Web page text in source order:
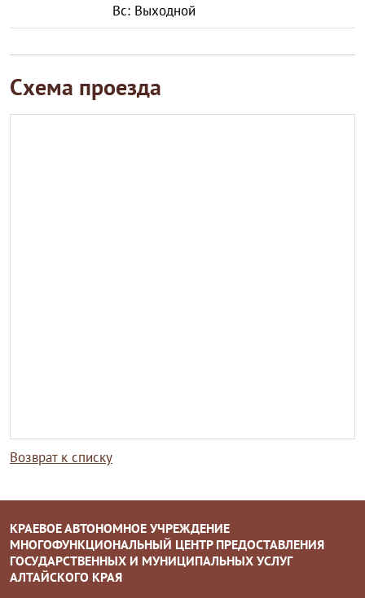
Вс: Выходной
Схема проезда
Возврат к списку
КРАЕВОЕ АВТОНОМНОЕ УЧРЕЖДЕНИЕ
МНОГОФУНКЦИОНАЛЬНЫЙ ЦЕНТР ПРЕДОСТАВЛЕНИЯ
ГОСУДАРСТВЕННЫХ И МУНИЦИПАЛЬНЫХ УСЛУГ
АЛТАЙСКОГО КРАЯ